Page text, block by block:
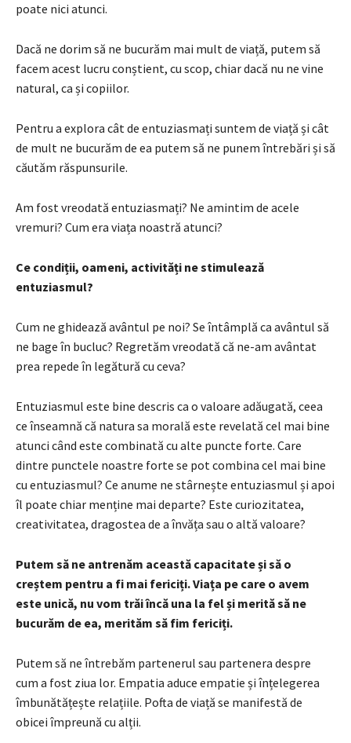
poate nici atunci.
Dacă ne dorim să ne bucurăm mai mult de viață, putem să
facem acest lucru conștient, cu scop, chiar dacă nu ne vine
natural, ca și copiilor.
Pentru a explora cât de entuziasmați suntem de viață și cât
de mult ne bucurăm de ea putem să ne punem întrebări și să
căutăm răspunsurile.
Am fost vreodată entuziasmați? Ne amintim de acele
vremuri? Cum era viața noastră atunci?
Ce condiții, oameni, activități ne stimulează
entuziasmul?
Cum ne ghidează avântul pe noi? Se întâmplă ca avântul să
ne bage în bucluc? Regretăm vreodată că ne-am avântat
prea repede în legătură cu ceva?
Entuziasmul este bine descris ca o valoare adăugată, ceea
ce înseamnă că natura sa morală este revelată cel mai bine
atunci când este combinată cu alte puncte forte. Care
dintre punctele noastre forte se pot combina cel mai bine
cu entuziasmul? Ce anume ne stârnește entuziasmul și apoi
îl poate chiar menține mai departe? Este curiozitatea,
creativitatea, dragostea de a învăța sau o altă valoare?
Putem să ne antrenăm această capacitate și să o
creștem pentru a fi mai fericiți. Viața pe care o avem
este unică, nu vom trăi încă una la fel și merită să ne
bucurăm de ea, merităm să fim fericiți.
Putem să ne întrebăm partenerul sau partenera despre
cum a fost ziua lor. Empatia aduce empatie și înțelegerea
îmbunătățește relațiile. Pofta de viață se manifestă de
obicei împreună cu alții.